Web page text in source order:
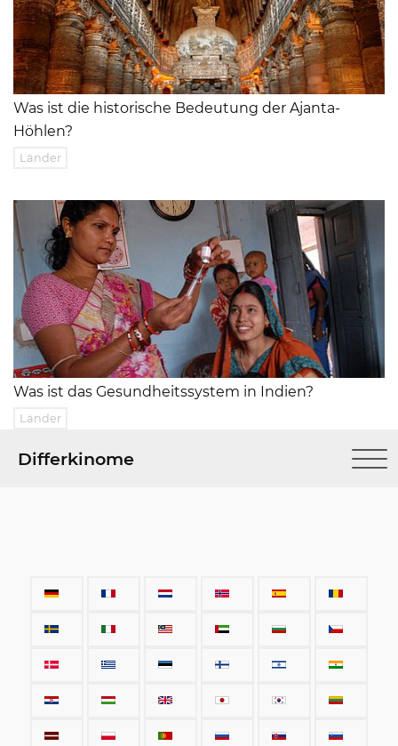
Was ist die historische Bedeutung der Ajanta-
Höhlen?
Länder
Was ist das Gesundheitssystem in Indien?
Länder
Differkinome